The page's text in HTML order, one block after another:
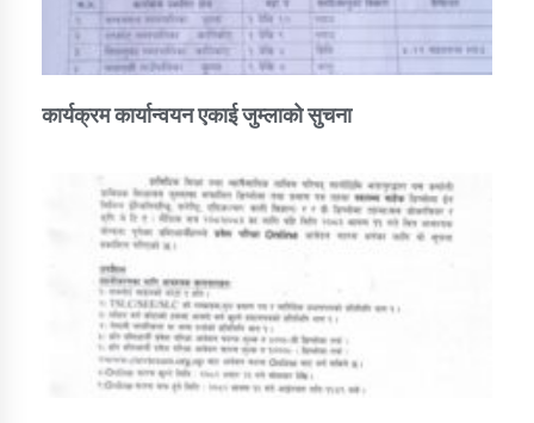
कार्यक्रम कार्यान्वयन एकाई जुम्लाको सुचना